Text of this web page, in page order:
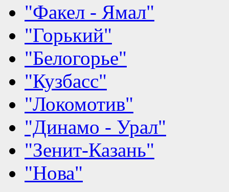
"Факел - Ямал"
"Горький"
"Белогорье"
"Кузбасс"
"Локомотив"
"Динамо - Урал"
"Зенит-Казань"
"Нова"